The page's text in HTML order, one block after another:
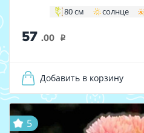
80 см солнце
57 .00 i
Добавить в корзину
5